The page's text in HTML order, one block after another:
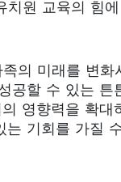
원 교육의 힘
의 미래를 변화
공할 수 있는 튼
영향력을 확대
기회를 가질